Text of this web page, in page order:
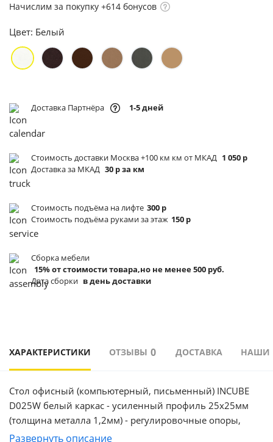
Начислим за покупку +614 бонусов
Цвет: Белый
Доставка Партнёра 1-5 дней
Стоимость доставки Москва +100 км км от МКАД 1 050 р
Доставка за МКАД 30 р за км
Стоимость подъёма на лифте 300 р
Стоимость подъёма руками за этаж 150 р
Сборка мебели
15% от стоимости товара,но не менее 500 руб.
Дата сборки в день доставки
ХАРАКТЕРИСТИКИ ОТЗЫВЫ 0 ДОСТАВКА НАШИ
Стол офисный (компьютерный, письменный) INCUBE
D025W белый каркас - усиленный профиль 25х25мм
(толщина металла 1,2мм) - регулировочные опоры,
позволят установить ровно стол, практически на любой
Развернуть описание